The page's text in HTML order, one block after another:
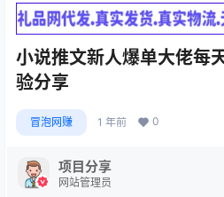
小说推文新人爆单大佬每
验分享
冒泡网赚 1 年前 0
项目分享
网站管理员